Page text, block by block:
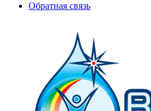
Обратная связь